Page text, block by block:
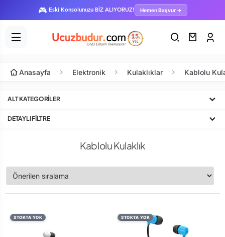
🎮 Eski Konsolunuzu BİZ ALIYORUZ! Hemen Başvur →
Anasayfa Elektronik Kulaklıklar Kablolu
ALT KATEGORILER
DETAYLI FILTRE
Kablolu Kulaklık
STOKTA YOK STOKTA YOK